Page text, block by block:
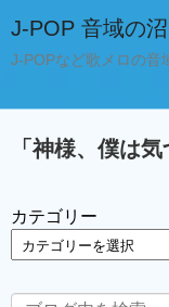
J-POP 音域の沼
J-POPなど歌メロの音
「神様、僕は気
カテゴリー